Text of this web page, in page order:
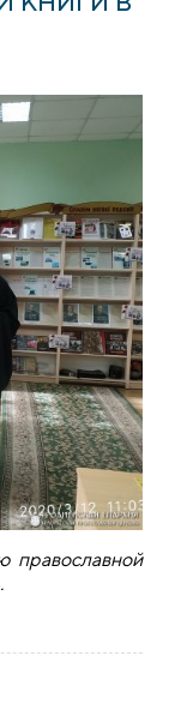
православной